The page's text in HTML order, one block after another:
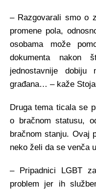
– Razgovarali smo o
promene pola,
osobama može
dokumenta nakon
jednostavnije dobiju
građana… – kaže
Druga tema ticala se
o bračnom statusu,
bračnom stanju. Ovaj
neko želi da se venča
– Pripadnici LGBT
problem jer ih